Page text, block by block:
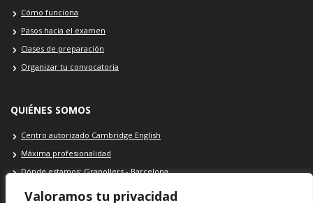
Valoramos tu privacidad
Cómo funciona
Pasos hacia el examen
Clases de preparación
Organizar tu convocatoria
QUIÉNES SOMOS
Centro autorizado Cambridge English
Máxima profesionalidad
Dónde estamos: Granollers - Barcelona
Contacto Cambridge School